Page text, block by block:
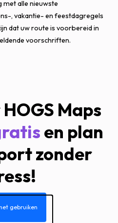
met alle nieuwste
, vakantie- en feestdagregels
dat uw route is voorbereid in
voorschriften.
Maps
en plan
zonder
gebruiken